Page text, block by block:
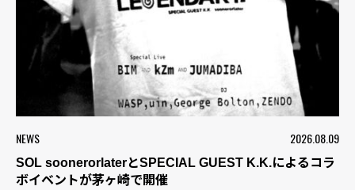
NEWS 2026.08.09
SOL soonerorlaterとSPECIAL GUEST K.K.によるコラ
ボイベントが茅ヶ崎で開催